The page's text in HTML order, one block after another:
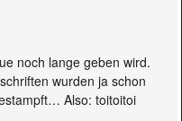
noch lange geben wird.
wurden ja schon
Also: toitoitoi